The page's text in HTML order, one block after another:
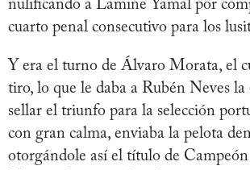
nulificando a Lamine Yamal por
cuarto penal consecutivo para los
Y era el turno de Álvaro Morata, el
tiro, lo que le daba a Rubén Neves
sellar el triunfo para la selección
con gran calma, enviaba la pelota
otorgándole así el título de